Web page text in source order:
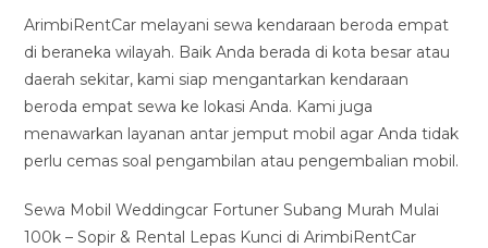
ArimbiRentCar melayani sewa kendaraan beroda empat
di beraneka wilayah. Baik Anda berada di kota besar atau
daerah sekitar, kami siap mengantarkan kendaraan
beroda empat sewa ke lokasi Anda. Kami juga
menawarkan layanan antar jemput mobil agar Anda tidak
perlu cemas soal pengambilan atau pengembalian mobil.
Sewa Mobil Weddingcar Fortuner Subang Murah Mulai
100k – Sopir & Rental Lepas Kunci di ArimbiRentCar